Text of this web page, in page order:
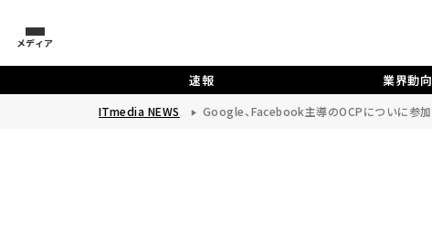
メディア
速報 業界動向
ITmedia NEWS Google、Facebook主導のOCPについに参加